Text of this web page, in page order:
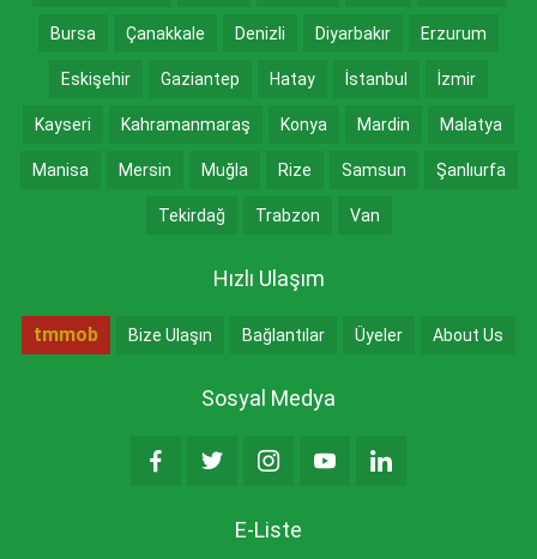
Bursa Çanakkale Denizli Diyarbakır Erzurum
Eskişehir Gaziantep Hatay İstanbul İzmir
Kayseri Kahramanmaraş Konya Mardin Malatya
Manisa Mersin Muğla Rize Samsun Şanlıurfa
Tekirdağ Trabzon Van
Hızlı Ulaşım
tmmob Bize Ulaşın Bağlantılar Üyeler About Us
Sosyal Medya
E-Liste